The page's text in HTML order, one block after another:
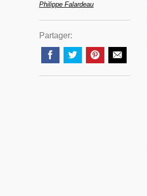
Philippe Falardeau
Partager: